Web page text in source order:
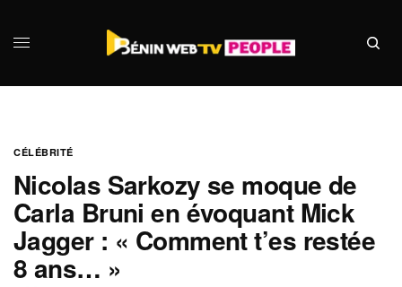
CÉLÉBRITÉ
Nicolas Sarkozy se moque de
Carla Bruni en évoquant Mick
Jagger : « Comment t’es restée
8 ans… »